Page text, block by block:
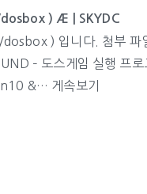
dosbox ) Æ | SKYDC
) 입니다. 첨부 파
– 도스게임 실행 프로
&… 게속보기